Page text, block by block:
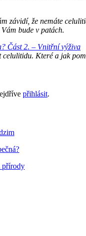
závidí, že nemáte
Vám bude v patách.
Část 2. – Vnitřní výživa
Které a jak
přihlásit.
přírody